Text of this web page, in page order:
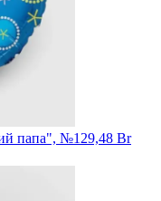
папа", №1 29,48 Br